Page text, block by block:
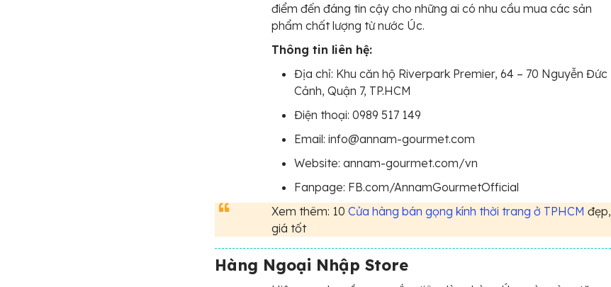
điểm đến đáng tin cậy cho những ai có nhu cầu mua các sản
phẩm chất lượng từ nước Úc.
Thông tin liên hệ:
Địa chỉ: Khu căn hộ Riverpark Premier, 64 – 70 Nguyễn Đức
Cảnh, Quận 7, TP.HCM
Điện thoại: 0989 517 149
Email: info@annam-gourmet.com
Website: annam-gourmet.com/vn
Fanpage: FB.com/AnnamGourmetOfficial
Xem thêm: 10Cửa hàng bán gọng kính thời trang ở TPHCM đẹp,
giá tốt
Hàng Ngoại Nhập Store